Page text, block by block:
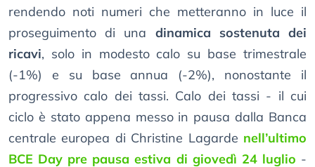
rendendo noti numeri che metteranno in luce il
proseguimento di una dinamica sostenuta dei
ricavi, solo in modesto calo su base trimestrale
(-1%) e su base annua (-2%), nonostante il
progressivo calo dei tassi. Calo dei tassi - il cui
ciclo è stato appena messo in pausa dalla Banca
centrale europea di Christine Lagarde nell’ultimo
BCE Day pre pausa estiva di giovedì 24 luglio -